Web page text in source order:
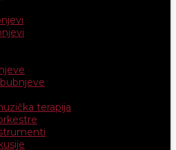
terapija